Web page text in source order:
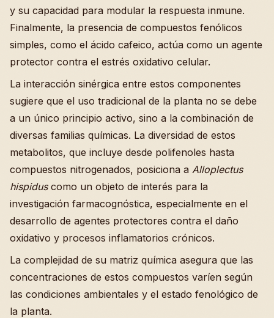
y su capacidad para modular la respuesta inmune.
Finalmente, la presencia de compuestos fenólicos
simples, como el ácido cafeico, actúa como un agente
protector contra el estrés oxidativo celular.
La interacción sinérgica entre estos componentes
sugiere que el uso tradicional de la planta no se debe
a un único principio activo, sino a la combinación de
diversas familias químicas. La diversidad de estos
metabolitos, que incluye desde polifenoles hasta
compuestos nitrogenados, posiciona a Alloplectus
hispiduscomo un objeto de interés para la
investigación farmacognóstica, especialmente en el
desarrollo de agentes protectores contra el daño
oxidativo y procesos inflamatorios crónicos.
La complejidad de su matriz química asegura que las
concentraciones de estos compuestos varíen según
las condiciones ambientales y el estado fenológico de
la planta.